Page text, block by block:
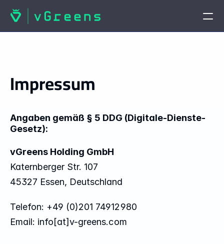
PRODUKTE
vGreens Lab
GESCHICHTEN
Kontaktieren Sie uns
Impressum
Angaben gemäß § 5 DDG (Digitale-Dienste-
Gesetz):
vGreens Holding GmbH
Katernberger Str. 107
45327 Essen, Deutschland
Telefon: +49 (0)201 74912980
Email: info[at]v-greens.com